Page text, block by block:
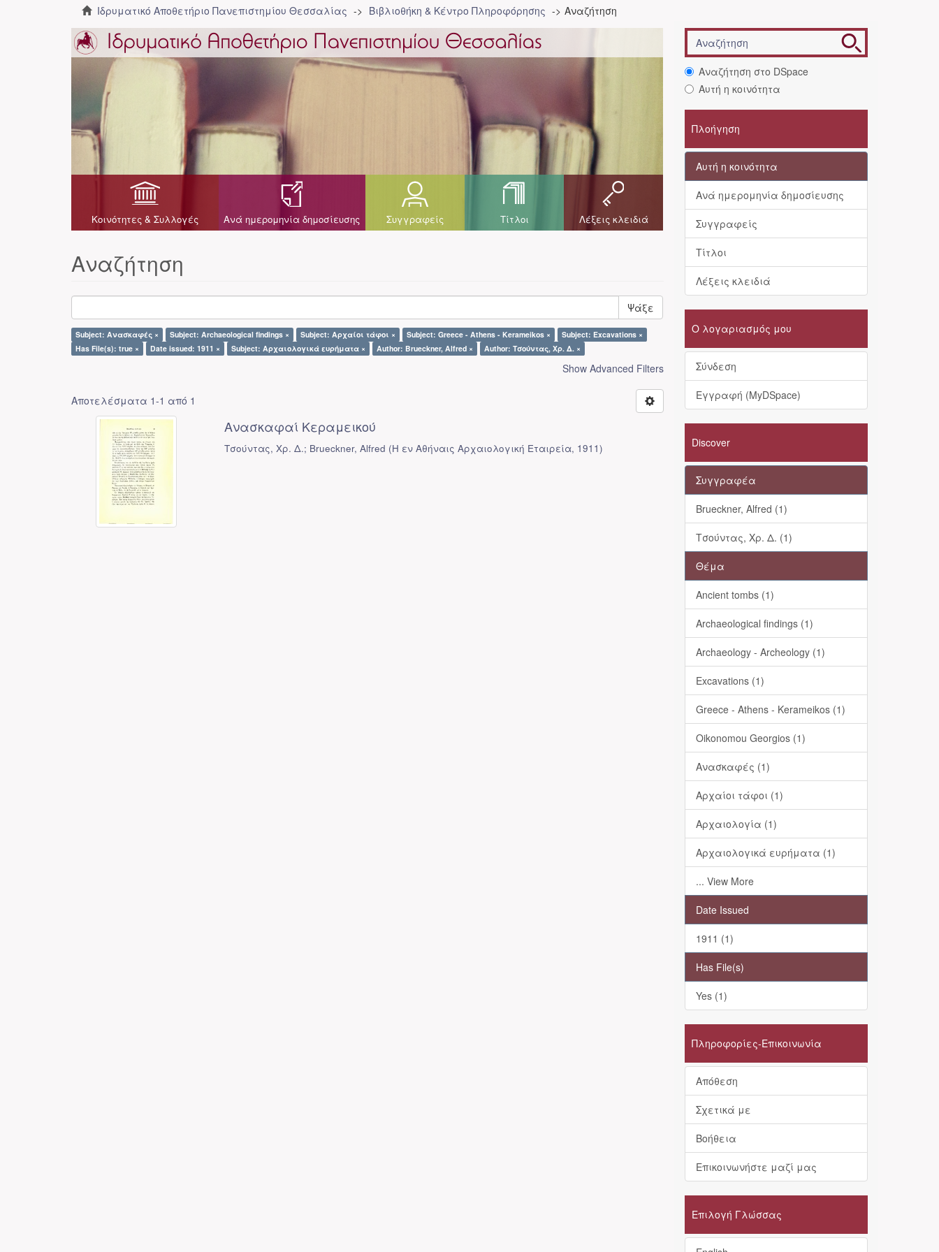
Ιδρυματικό Αποθετήριο Πανεπιστημίου Θεσσαλίας Βιβλιοθήκη & Κέντρο Πληροφόρησης Αναζήτηση
Κοινότητες & Συλλογές Ανά ημερομηνία δημοσίευσης Συγγραφείς Τίτλοι Λέξεις κλειδιά
Αναζήτηση
Ψάξε
Subject: Ανασκαφές × Subject: Archaeological findings × Subject: Αρχαίοι τάφοι × Subject: Greece - Athens - Kerameikos ×
Subject: Excavations ×
Has File(s): true ×
Date issued: 1911 × Subject: Αρχαιολογικά ευρήματα × Author: Brueckner, Alfred × Author: Τσούντας, Χρ. Δ. ×
Show Advanced Filters
Αποτελέσματα 1-1 από 1
Ανασκαφαί Κεραμεικού
Τσούντας, Χρ. Δ.; Brueckner, Alfred (Η εν Αθήναις Αρχαιολογική Εταιρεία, 1911)
Αναζήτηση στο DSpace
Αυτή η κοινότητα
Πλοήγηση
Αυτή η κοινότητα
Ανά ημερομηνία δημοσίευσης
Συγγραφείς
Τίτλοι
Λέξεις κλειδιά
Ο λογαριασμός μου
Σύνδεση
Εγγραφή (MyDSpace)
Discover
Συγγραφέα
Brueckner, Alfred (1)
Τσούντας, Χρ. Δ. (1)
Θέμα
Ancient tombs (1)
Archaeological findings (1)
Archaeology - Archeology (1)
Excavations (1)
Greece - Athens - Kerameikos (1)
Oikonomou Georgios (1)
Ανασκαφές (1)
Αρχαίοι τάφοι (1)
Αρχαιολογία (1)
Αρχαιολογικά ευρήματα (1)
... View More
Date Issued
1911 (1)
Has File(s)
Yes (1)
Πληροφορίες-Επικοινωνία
Απόθεση
Σχετικά με
Βοήθεια
Επικοινωνήστε μαζί μας
Επιλογή Γλώσσας